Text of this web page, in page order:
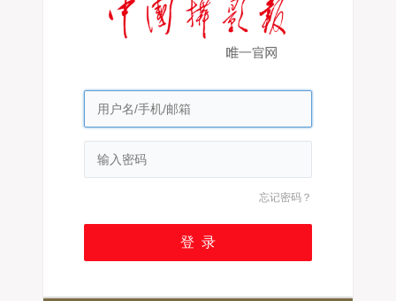
忘记密码？